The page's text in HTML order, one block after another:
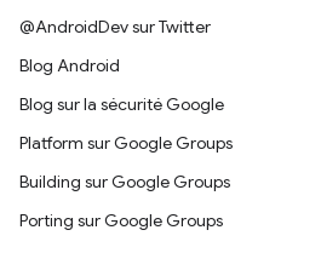
@AndroidDev sur Twitter
Blog Android
Blog sur la sécurité Google
Platform sur Google Groups
Building sur Google Groups
Porting sur Google Groups